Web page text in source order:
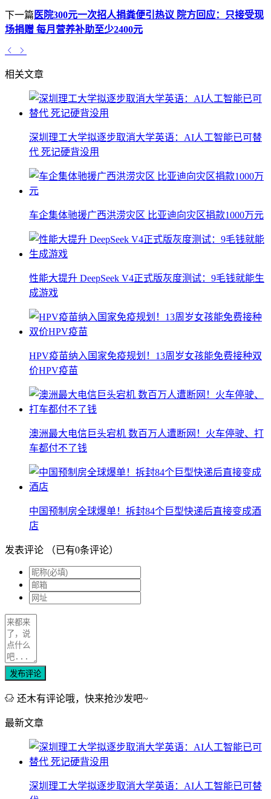
下一篇 医院300元一次招人捐粪便引热议 院方回应：只接受现
场捐赠 每月营养补助至少2400元
相关文章
深圳理工大学拟逐步取消大学英语：AI人工智能已可替
代 死记硬背没用
车企集体驰援广西洪涝灾区 比亚迪向灾区捐款1000万元
性能大提升 DeepSeek V4正式版灰度测试：9毛钱就能生
成游戏
HPV疫苗纳入国家免疫规划！13周岁女孩能免费接种双
价HPV疫苗
澳洲最大电信巨头宕机 数百万人遭断网！火车停驶、打
车都付不了钱
中国预制房全球爆单！拆封84个巨型快递后直接变成酒
店
发表评论 （已有0条评论）
发布评论
还木有评论哦，快来抢沙发吧~
最新文章
深圳理工大学拟逐步取消大学英语：AI人工智能已可替